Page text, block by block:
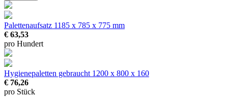
Palettenaufsatz 1185 x 785 x 775 mm
€ 63,53
pro Hundert
Hygienepaletten gebraucht 1200 x 800 x 160
€ 76,26
pro Stück